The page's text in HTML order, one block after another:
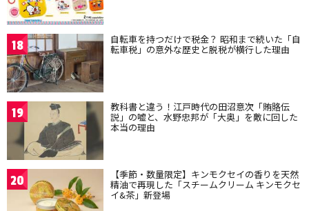
18 自転車を持つだけで税金？ 昭和まで続いた「自
転車税」の意外な歴史と脱税が横行した理由
19 教科書と違う！江戸時代の田沼意次「賄賂伝
説」の嘘と、水野忠邦が「大奥」を敵に回した
本当の理由
20 【季節・数量限定】キンモクセイの香りを天然
精油で再現した「スチームクリーム キンモクセ
イ&茶」新登場